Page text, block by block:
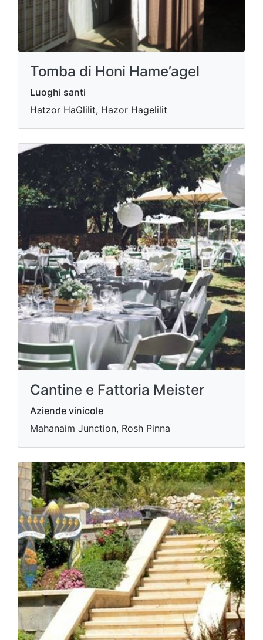
Tomba di Honi Hame’agel
Luoghi santi
Hatzor HaGlilit, Hazor Hagelilit
Cantine e Fattoria Meister
Aziende vinicole
Mahanaim Junction, Rosh Pinna